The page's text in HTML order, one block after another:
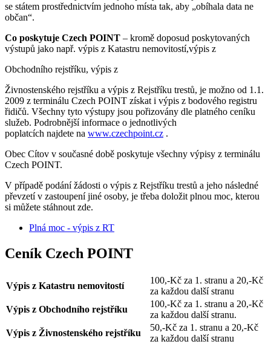
se státem prostřednictvím jednoho místa tak, aby „obíhala data ne
občan“.
Co poskytuje Czech POINT – kromě doposud poskytovaných
výstupů jako např. výpis z Katastru nemovitostí,výpis z
Obchodního rejstříku, výpis z
Živnostenského rejstříku a výpis z Rejstříku trestů, je možno od 1.1.
2009 z terminálu Czech POINT získat i výpis z bodového registru
řidičů. Všechny tyto výstupy jsou pořizovány dle platného ceníku
služeb. Podrobnější informace o jednotlivých
poplatcích najdete na www.czechpoint.cz .
Obec Cítov v současné době poskytuje všechny výpisy z terminálu
Czech POINT.
V případě podání žádosti o výpis z Rejstříku trestů a jeho následné
převzetí v zastoupení jiné osoby, je třeba doložit plnou moc, kterou
si můžete stáhnout zde.
Plná moc - výpis z RT
Ceník Czech POINT
Výpis z Katastru nemovitostí
100,-Kč za 1. stranu a 20,-Kč
za každou další stranu
Výpis z Obchodního rejstříku
100,-Kč za 1. stranu a 20,-Kč
za každou další stranu.
Výpis z Živnostenského rejstříku
50,-Kč za 1. stranu a 20,-Kč
za každou další stranu